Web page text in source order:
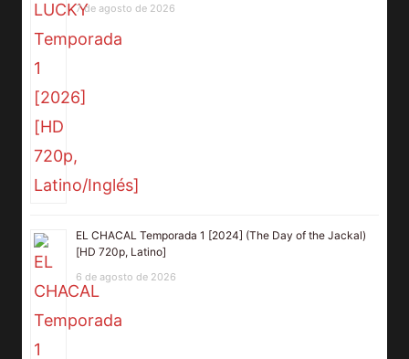
7 de agosto de 2026
EL CHACAL Temporada 1 [2024] (The Day of the Jackal)
[HD 720p, Latino]
6 de agosto de 2026